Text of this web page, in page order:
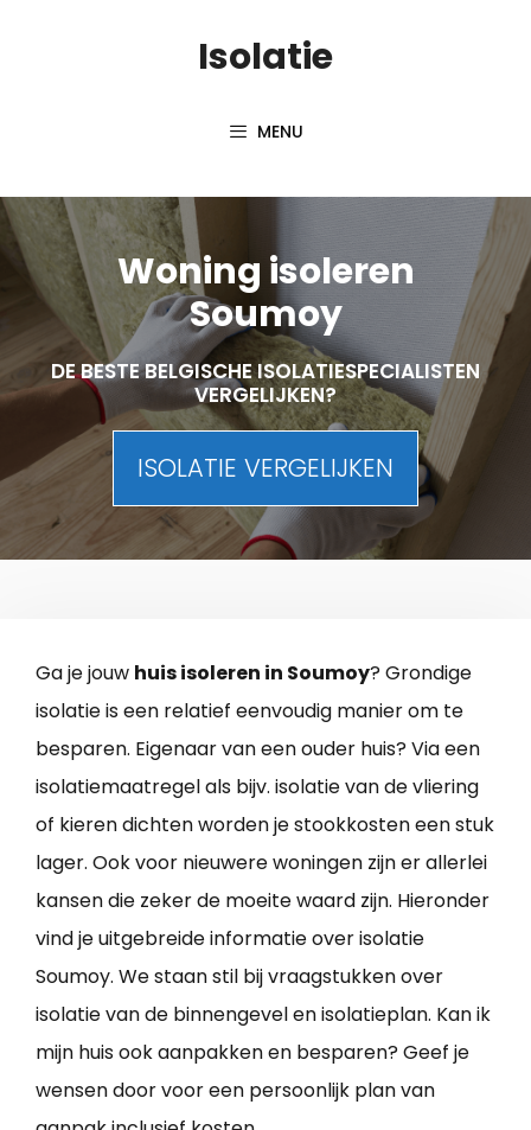
Isolatie
MENU
Woning isoleren
Soumoy
DE BESTE BELGISCHE ISOLATIESPECIALISTEN
VERGELIJKEN?
ISOLATIE VERGELIJKEN
Ga je jouw huis isoleren in Soumoy? Grondige
isolatie is een relatief eenvoudig manier om te
besparen. Eigenaar van een ouder huis? Via een
isolatiemaatregel als bijv. isolatie van de vliering
of kieren dichten worden je stookkosten een stuk
lager. Ook voor nieuwere woningen zijn er allerlei
kansen die zeker de moeite waard zijn. Hieronder
vind je uitgebreide informatie over isolatie
Soumoy. We staan stil bij vraagstukken over
isolatie van de binnengevel en isolatieplan. Kan ik
mijn huis ook aanpakken en besparen? Geef je
wensen door voor een persoonlijk plan van